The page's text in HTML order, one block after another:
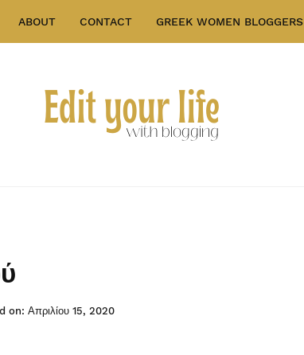
ABOUT CONTACT GREEK WOMEN BLOGGERS
on: Απριλίου 15, 2020